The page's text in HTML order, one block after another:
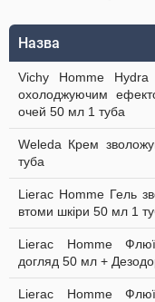
Назва
Vichy Homme
охолоджуючим
очей 50 мл 1 туба
Weleda Крем
туба
Lierac Homme Гель
втоми шкіри 50 мл 1
Lierac Homme
догляд 50 мл +
Lierac Homme